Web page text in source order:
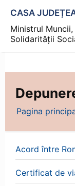
CASA
Ministrul
Solidarității
Pagina
Acord între
Certificat de